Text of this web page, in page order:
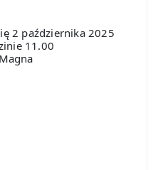
2 października 2025
11.00